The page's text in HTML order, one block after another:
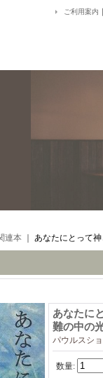
ご利用案内 ｜
連本 あなたにとって
あなたに
難の中の
パウルスシ
数量: